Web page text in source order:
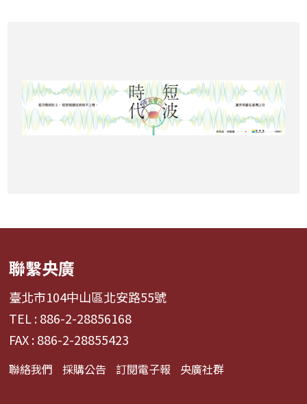
聯繫央廣
臺北市104中山區北安路55號
TEL : 886-2-28856168
FAX : 886-2-28855423
聯絡我們 採購公告 訂閱電子報 央廣社群